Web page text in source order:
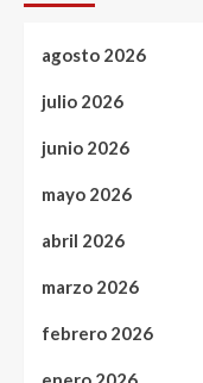
agosto 2026
julio 2026
junio 2026
mayo 2026
abril 2026
marzo 2026
febrero 2026